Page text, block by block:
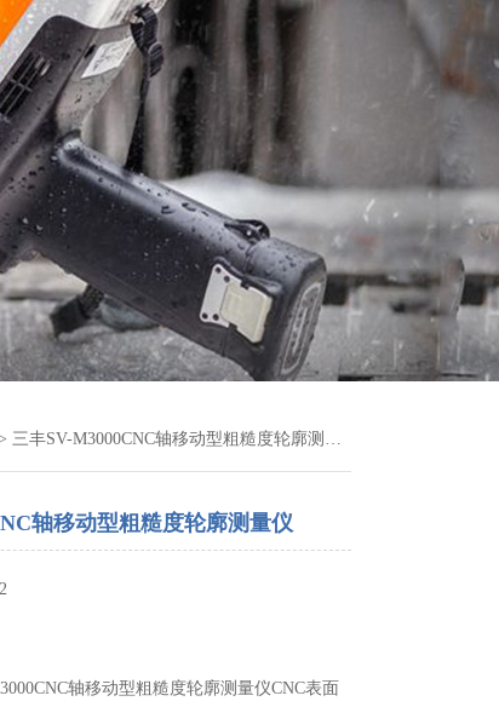
三丰SV-M3000CNC轴移动型粗糙度轮廓测量仪
轴移动型粗糙度轮廓测量仪
轴移动型粗糙度轮廓测量仪CNC表面